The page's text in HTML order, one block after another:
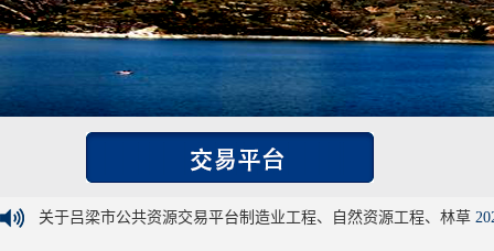
关于吕梁市公共资源交易平台制造业工程、自然资源工程、林草